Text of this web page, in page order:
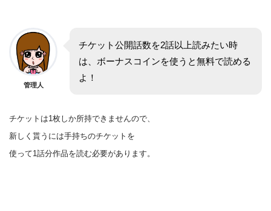
管理人
チケット公開話数を2話以上読みたい時
は、ボーナスコインを使うと無料で読める
よ！
チケットは1枚しか所持できませんので、
新しく貰うには手持ちのチケットを
使って1話分作品を読む必要があります。